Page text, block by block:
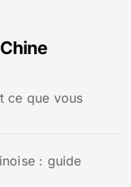
ce que vous
: guide